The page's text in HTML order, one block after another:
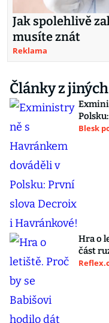
Jak spolehlivě
musíte znát
Reklama
Články z
Blesk
Hra o
část